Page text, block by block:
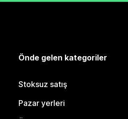
Önde gelen kategoriler
Stoksuz satış
Pazar yerleri